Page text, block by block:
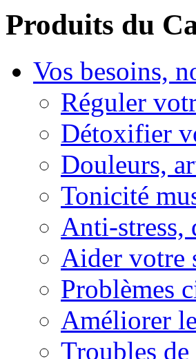
Produits du
Vos besoins,
Réguler
Détoxifier
Douleurs,
Tonicité
Anti-stress,
Aider votre
Problèmes
Améliorer
Troubles de